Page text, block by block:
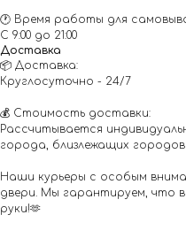
🕐 Время работы для
С 9:00 до 21:00
Доставка
📦 Доставка:
Круглосуточно - 24/7
💰 Стоимость доставки:
Рассчитывается
города, близлежащих
Наши курьеры с особым
двери. Мы гарантируем, что
руки!🫶